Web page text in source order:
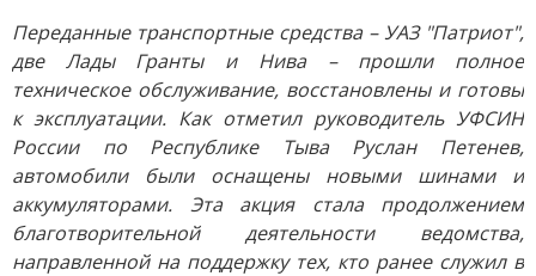
Переданные транспортные средства – УАЗ "Патриот",
две Лады Гранты и Нива – прошли полное
техническое обслуживание, восстановлены и готовы
к эксплуатации. Как отметил руководитель УФСИН
России по Республике Тыва Руслан Петенев,
автомобили были оснащены новыми шинами и
аккумуляторами. Эта акция стала продолжением
благотворительной деятельности ведомства,
направленной на поддержку тех, кто ранее служил в